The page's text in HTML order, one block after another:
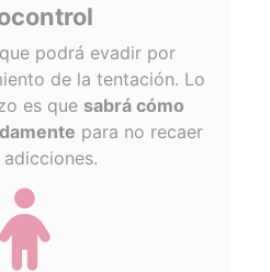
podrá evadir por
de la tentación. Lo
es que sabrá cómo
para no recaer
adicciones.